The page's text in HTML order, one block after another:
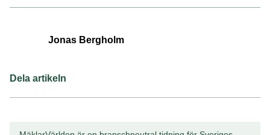
Jonas Bergholm
Dela artikeln